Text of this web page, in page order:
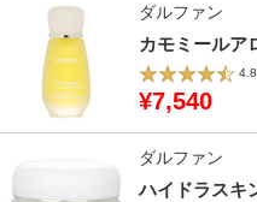
ダルファン
カモミールア
¥7,540
ダルファン
ハイドラスキ